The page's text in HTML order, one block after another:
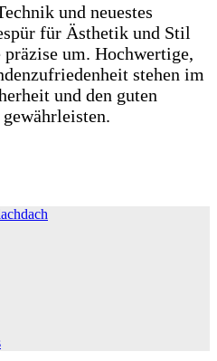
und neuestes
für Ästhetik und Stil
um. Hochwertige,
stehen im
und den guten